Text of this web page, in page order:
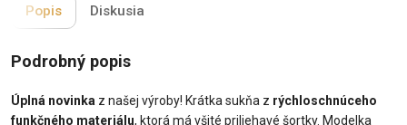
Popis Diskusia
Podrobný popis
Úplná novinka z našej výroby! Krátka sukňa z rýchloschnúceho
funkčného materiálu, ktorá má všité priliehavé šortky. Modelka